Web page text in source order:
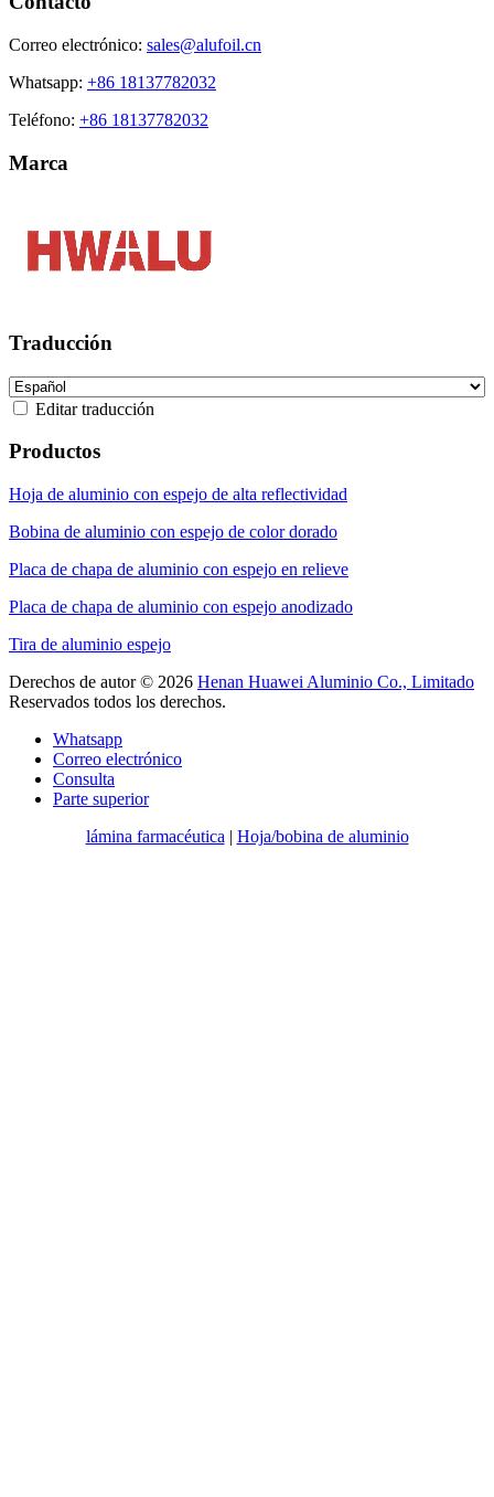
Correo electrónico: sales@alufoil.cn
Whatsapp: +86 18137782032
Teléfono: +86 18137782032
Marca
Traducción
Editar traducción
Productos
Hoja de aluminio con espejo de alta reflectividad
Bobina de aluminio con espejo de color dorado
Placa de chapa de aluminio con espejo en relieve
Placa de chapa de aluminio con espejo anodizado
Tira de aluminio espejo
Derechos de autor © 2026 Henan Huawei Aluminio Co., Limitado
Reservados todos los derechos.
Whatsapp
Correo electrónico
Consulta
Parte superior
lámina farmacéutica | Hoja/bobina de aluminio